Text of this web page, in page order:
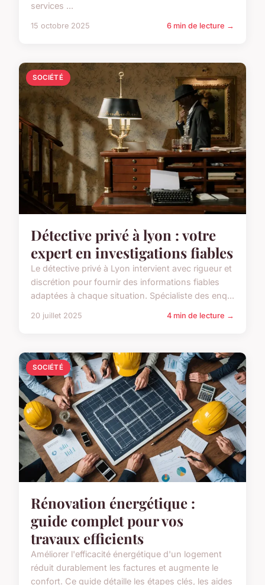
services ...
15 octobre 2025 6 min de lecture →
SOCIÉTÉ
Détective privé à lyon : votre
expert en investigations fiables
Le détective privé à Lyon intervient avec rigueur et
discrétion pour fournir des informations fiables
adaptées à chaque situation. Spécialiste des enq...
20 juillet 2025 4 min de lecture →
SOCIÉTÉ
Rénovation énergétique :
guide complet pour vos
travaux efficients
Améliorer l'efficacité énergétique d'un logement
réduit durablement les factures et augmente le
confort. Ce guide détaille les étapes clés, les aides